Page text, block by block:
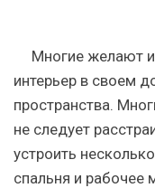
Многие желают
интерьер в своем
пространства.
не следует
устроить
спальня и рабочее